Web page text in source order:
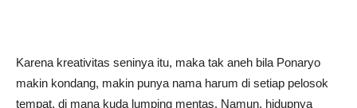
Karena kreativitas seninya itu, maka tak aneh bila Ponaryo
makin kondang, makin punya nama harum di setiap pelosok
tempat, di mana kuda lumping mentas. Namun, hidupnya